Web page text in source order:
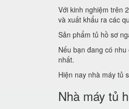
Với kinh nghiệm trên
và xuất khẩu ra các
Sản phẩm tủ hồ sơ
Nếu bạn đang có
nhất.
Hiện nay nhà máy tủ
Nhà máy tủ